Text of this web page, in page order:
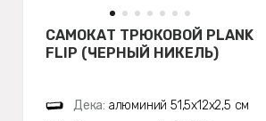
САМОКАТ ТРЮКОВОЙ PLANK
FLIP (ЧЕРНЫЙ НИКЕЛЬ)
Дека: алюминий 51,5х12x2,5 см